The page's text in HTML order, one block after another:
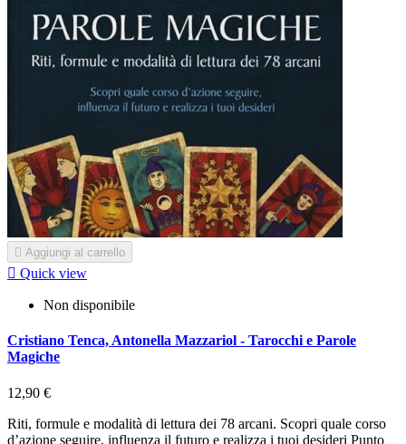
 Aggiungi al carrello
 Quick view
Non disponibile
Cristiano Tenca, Antonella Mazzariol - Tarocchi e Parole
Magiche
12,90 €
Riti, formule e modalità di lettura dei 78 arcani. Scopri quale corso
d’azione seguire, influenza il futuro e realizza i tuoi desideri Punto